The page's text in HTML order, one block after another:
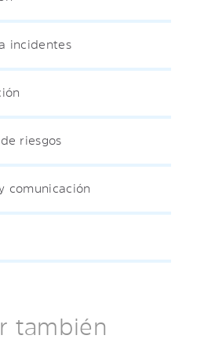
incidentes
riesgos
comunicación
también